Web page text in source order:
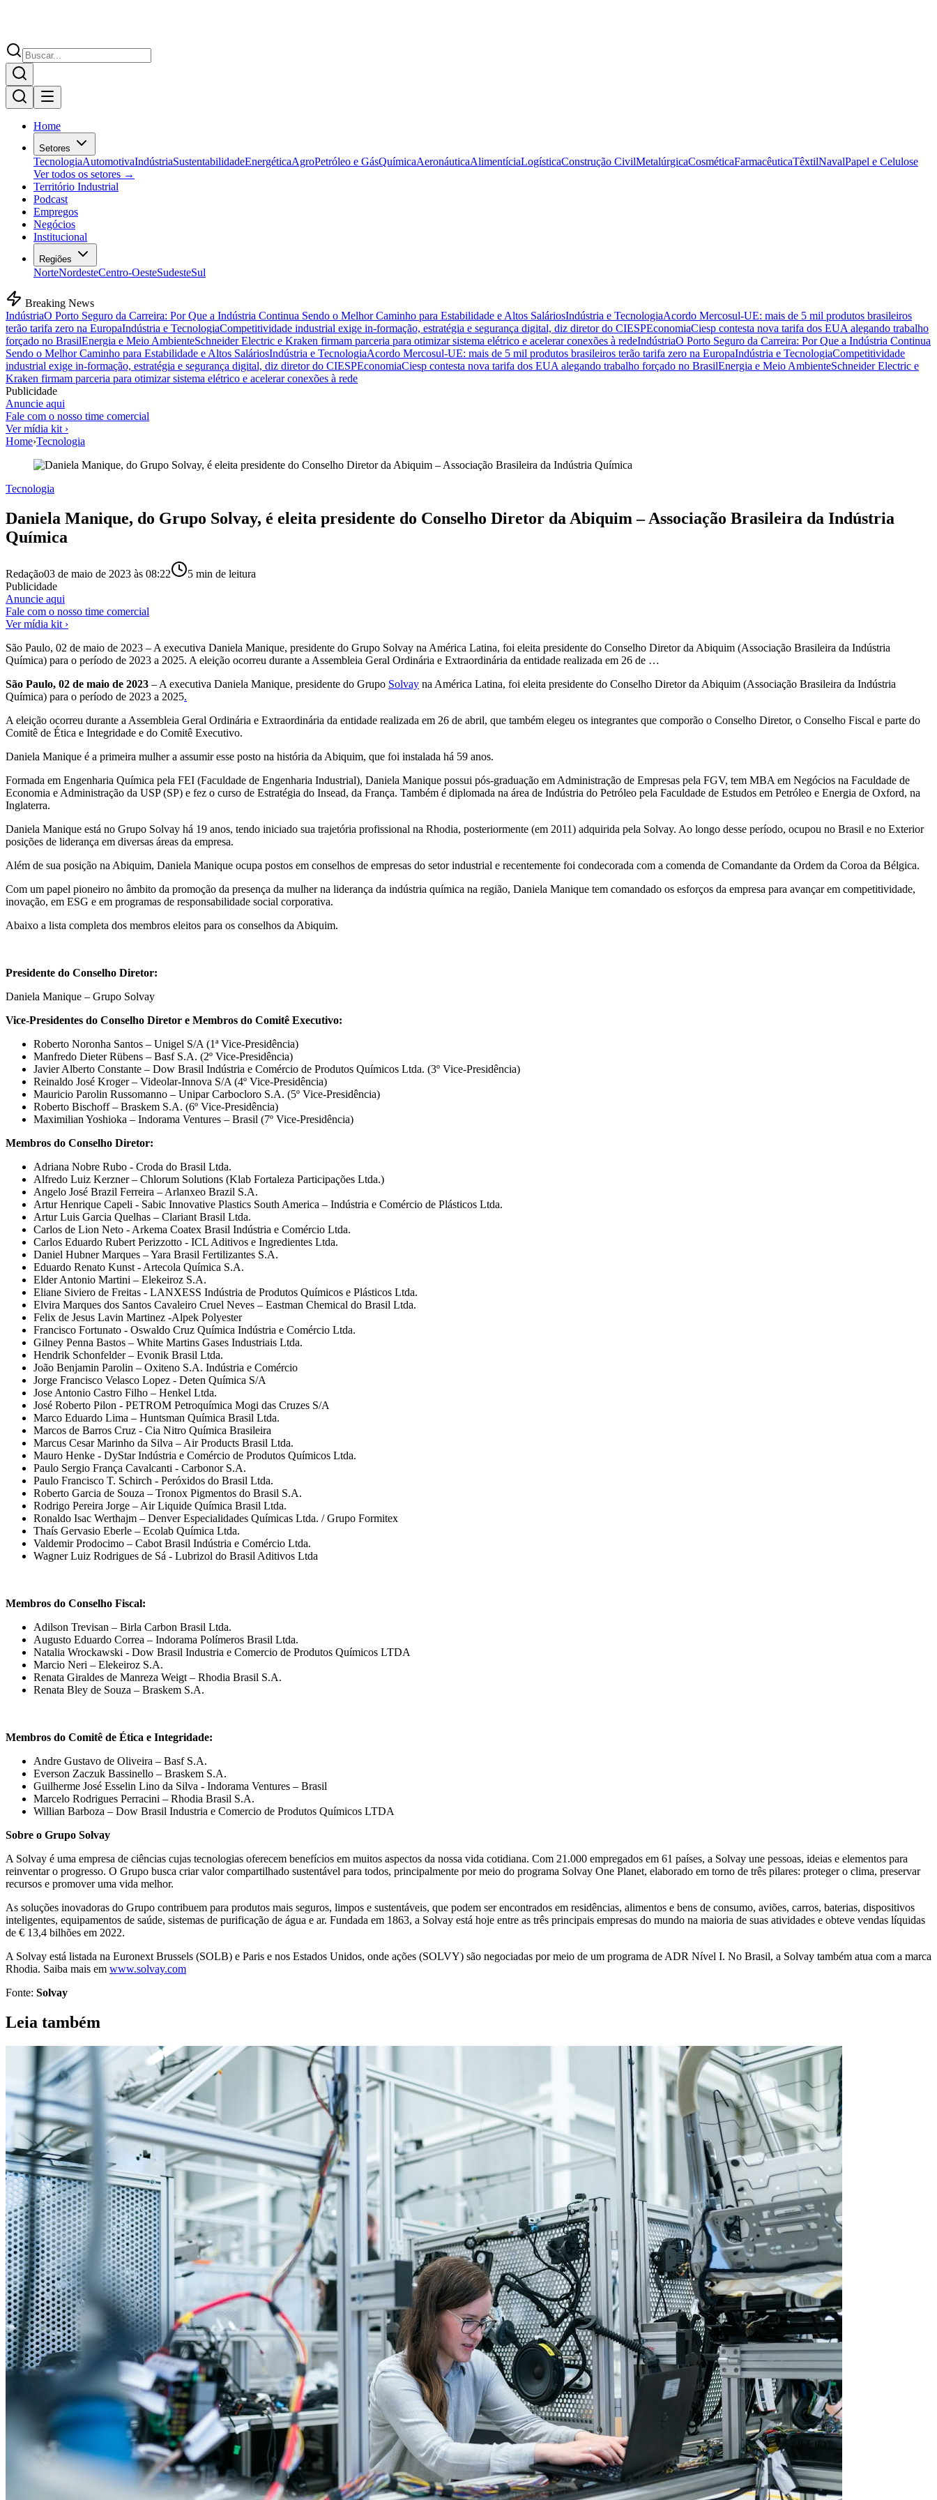
Home
Setores
TecnologiaAutomotivaIndústriaSustentabilidadeEnergéticaAgroPetróleo e GásQuímicaAeronáuticaAlimentíciaLogísticaConstrução CivilMetalúrgicaCosméticaFarmacêuticaTêxtilNavalPapel e Celulose
Ver todos os setores →
Território Industrial
Podcast
Empregos
Negócios
Institucional
Regiões
NorteNordesteCentro-OesteSudesteSul
Breaking News
IndústriaO Porto Seguro da Carreira: Por Que a Indústria Continua Sendo o Melhor Caminho para Estabilidade e Altos SaláriosIndústria e TecnologiaAcordo Mercosul-UE: mais de 5 mil produtos brasileiros
terão tarifa zero na EuropaIndústria e TecnologiaCompetitividade industrial exige in-formação, estratégia e segurança digital, diz diretor do CIESPEconomiaCiesp contesta nova tarifa dos EUA alegando trabalho
forçado no BrasilEnergia e Meio AmbienteSchneider Electric e Kraken firmam parceria para otimizar sistema elétrico e acelerar conexões à redeIndústriaO Porto Seguro da Carreira: Por Que a Indústria Continua
Sendo o Melhor Caminho para Estabilidade e Altos SaláriosIndústria e TecnologiaAcordo Mercosul-UE: mais de 5 mil produtos brasileiros terão tarifa zero na EuropaIndústria e TecnologiaCompetitividade
industrial exige in-formação, estratégia e segurança digital, diz diretor do CIESPEconomiaCiesp contesta nova tarifa dos EUA alegando trabalho forçado no BrasilEnergia e Meio AmbienteSchneider Electric e
Kraken firmam parceria para otimizar sistema elétrico e acelerar conexões à rede
Publicidade
Anuncie aqui
Fale com o nosso time comercial
Ver mídia kit ›
Home›Tecnologia
Tecnologia
Daniela Manique, do Grupo Solvay, é eleita presidente do Conselho Diretor da Abiquim – Associação Brasileira da Indústria
Química
Redação03 de maio de 2023 às 08:22 5 min de leitura
Publicidade
Anuncie aqui
Fale com o nosso time comercial
Ver mídia kit ›
São Paulo, 02 de maio de 2023 – A executiva Daniela Manique, presidente do Grupo Solvay na América Latina, foi eleita presidente do Conselho Diretor da Abiquim (Associação Brasileira da Indústria
Química) para o período de 2023 a 2025. A eleição ocorreu durante a Assembleia Geral Ordinária e Extraordinária da entidade realizada em 26 de …
São Paulo, 02 de maio de 2023 – A executiva Daniela Manique, presidente do Grupo Solvay na América Latina, foi eleita presidente do Conselho Diretor da Abiquim (Associação Brasileira da Indústria
Química) para o período de 2023 a 2025.
A eleição ocorreu durante a Assembleia Geral Ordinária e Extraordinária da entidade realizada em 26 de abril, que também elegeu os integrantes que comporão o Conselho Diretor, o Conselho Fiscal e parte do
Comitê de Ética e Integridade e do Comitê Executivo.
Daniela Manique é a primeira mulher a assumir esse posto na história da Abiquim, que foi instalada há 59 anos.
Formada em Engenharia Química pela FEI (Faculdade de Engenharia Industrial), Daniela Manique possui pós-graduação em Administração de Empresas pela FGV, tem MBA em Negócios na Faculdade de
Economia e Administração da USP (SP) e fez o curso de Estratégia do Insead, da França. Também é diplomada na área de Indústria do Petróleo pela Faculdade de Estudos em Petróleo e Energia de Oxford, na
Inglaterra.
Daniela Manique está no Grupo Solvay há 19 anos, tendo iniciado sua trajetória profissional na Rhodia, posteriormente (em 2011) adquirida pela Solvay. Ao longo desse período, ocupou no Brasil e no Exterior
posições de liderança em diversas áreas da empresa.
Além de sua posição na Abiquim, Daniela Manique ocupa postos em conselhos de empresas do setor industrial e recentemente foi condecorada com a comenda de Comandante da Ordem da Coroa da Bélgica.
Com um papel pioneiro no âmbito da promoção da presença da mulher na liderança da indústria química na região, Daniela Manique tem comandado os esforços da empresa para avançar em competitividade,
inovação, em ESG e em programas de responsabilidade social corporativa.
Abaixo a lista completa dos membros eleitos para os conselhos da Abiquim.
Presidente do Conselho Diretor:
Daniela Manique – Grupo Solvay
Vice‐Presidentes do Conselho Diretor e Membros do Comitê Executivo:
Roberto Noronha Santos – Unigel S/A (1ª Vice‐Presidência)
Manfredo Dieter Rübens – Basf S.A. (2º Vice‐Presidência)
Javier Alberto Constante – Dow Brasil Indústria e Comércio de Produtos Químicos Ltda. (3º Vice‐Presidência)
Reinaldo José Kroger – Videolar‐Innova S/A (4º Vice‐Presidência)
Mauricio Parolin Russomanno – Unipar Carbocloro S.A. (5º Vice‐Presidência)
Roberto Bischoff – Braskem S.A. (6º Vice‐Presidência)
Maximilian Yoshioka – Indorama Ventures – Brasil (7º Vice‐Presidência)
Membros do Conselho Diretor:
Adriana Nobre Rubo ‐ Croda do Brasil Ltda.
Alfredo Luiz Kerzner – Chlorum Solutions (Klab Fortaleza Participações Ltda.)
Angelo José Brazil Ferreira – Arlanxeo Brazil S.A.
Artur Henrique Capeli ‐ Sabic Innovative Plastics South America – Indústria e Comércio de Plásticos Ltda.
Artur Luis Garcia Quelhas – Clariant Brasil Ltda.
Carlos de Lion Neto ‐ Arkema Coatex Brasil Indústria e Comércio Ltda.
Carlos Eduardo Rubert Perizzotto ‐ ICL Aditivos e Ingredientes Ltda.
Daniel Hubner Marques – Yara Brasil Fertilizantes S.A.
Eduardo Renato Kunst ‐ Artecola Química S.A.
Elder Antonio Martini – Elekeiroz S.A.
Eliane Siviero de Freitas ‐ LANXESS Indústria de Produtos Químicos e Plásticos Ltda.
Elvira Marques dos Santos Cavaleiro Cruel Neves – Eastman Chemical do Brasil Ltda.
Felix de Jesus Lavin Martinez ‐Alpek Polyester
Francisco Fortunato ‐ Oswaldo Cruz Química Indústria e Comércio Ltda.
Gilney Penna Bastos – White Martins Gases Industriais Ltda.
Hendrik Schonfelder – Evonik Brasil Ltda.
João Benjamin Parolin – Oxiteno S.A. Indústria e Comércio
Jorge Francisco Velasco Lopez ‐ Deten Química S/A
Jose Antonio Castro Filho – Henkel Ltda.
José Roberto Pilon ‐ PETROM Petroquímica Mogi das Cruzes S/A
Marco Eduardo Lima – Huntsman Química Brasil Ltda.
Marcos de Barros Cruz ‐ Cia Nitro Química Brasileira
Marcus Cesar Marinho da Silva – Air Products Brasil Ltda.
Mauro Henke ‐ DyStar Indústria e Comércio de Produtos Químicos Ltda.
Paulo Sergio França Cavalcanti ‐ Carbonor S.A.
Paulo Francisco T. Schirch ‐ Peróxidos do Brasil Ltda.
Roberto Garcia de Souza – Tronox Pigmentos do Brasil S.A.
Rodrigo Pereira Jorge – Air Liquide Química Brasil Ltda.
Ronaldo Isac Werthajm – Denver Especialidades Químicas Ltda. / Grupo Formitex
Thaís Gervasio Eberle – Ecolab Química Ltda.
Valdemir Prodocimo – Cabot Brasil Indústria e Comércio Ltda.
Wagner Luiz Rodrigues de Sá ‐ Lubrizol do Brasil Aditivos Ltda
Membros do Conselho Fiscal:
Adilson Trevisan – Birla Carbon Brasil Ltda.
Augusto Eduardo Correa – Indorama Polímeros Brasil Ltda.
Natalia Wrockawski ‐ Dow Brasil Industria e Comercio de Produtos Químicos LTDA
Marcio Neri – Elekeiroz S.A.
Renata Giraldes de Manreza Weigt – Rhodia Brasil S.A.
Renata Bley de Souza – Braskem S.A.
Membros do Comitê de Ética e Integridade:
Andre Gustavo de Oliveira – Basf S.A.
Everson Zaczuk Bassinello – Braskem S.A.
Guilherme José Esselin Lino da Silva ‐ Indorama Ventures – Brasil
Marcelo Rodrigues Perracini – Rhodia Brasil S.A.
Willian Barboza – Dow Brasil Industria e Comercio de Produtos Químicos LTDA
Sobre o Grupo Solvay
A Solvay é uma empresa de ciências cujas tecnologias oferecem benefícios em muitos aspectos da nossa vida cotidiana. Com 21.000 empregados em 61 países, a Solvay une pessoas, ideias e elementos para
reinventar o progresso. O Grupo busca criar valor compartilhado sustentável para todos, principalmente por meio do programa Solvay One Planet, elaborado em torno de três pilares: proteger o clima, preservar
recursos e promover uma vida melhor.
As soluções inovadoras do Grupo contribuem para produtos mais seguros, limpos e sustentáveis, que podem ser encontrados em residências, alimentos e bens de consumo, aviões, carros, baterias, dispositivos
inteligentes, equipamentos de saúde, sistemas de purificação de água e ar. Fundada em 1863, a Solvay está hoje entre as três principais empresas do mundo na maioria de suas atividades e obteve vendas líquidas
de € 13,4 bilhões em 2022.
A Solvay está listada na Euronext Brussels (SOLB) e Paris e nos Estados Unidos, onde ações (SOLVY) são negociadas por meio de um programa de ADR Nível I. No Brasil, a Solvay também atua com a marca
Rhodia. Saiba mais em www.solvay.com
Fonte: Solvay
Leia também